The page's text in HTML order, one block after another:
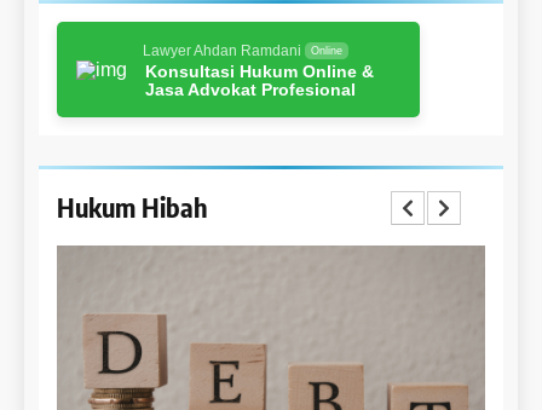
Lawyer Ahdan Ramdani Online
Konsultasi Hukum Online &
Jasa Advokat Profesional
Hukum Hibah